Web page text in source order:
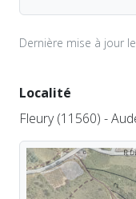
Dernière mise à jour
Localité
Fleury (11560) -